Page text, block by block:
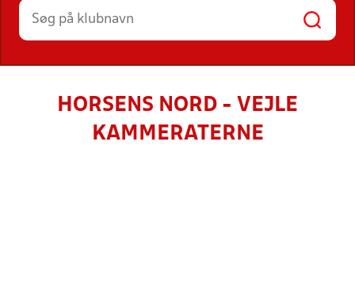
HORSENS NORD - VEJLE
KAMMERATERNE